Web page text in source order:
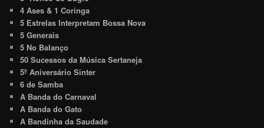
4 Ases & 1 Coringa
5 Estrelas Interpretam Bossa Nova
5 Generais
5 No Balanço
50 Sucessos da Música Sertaneja
5º Aniversário Sinter
6 de Samba
A Banda do Carnaval
A Banda do Gato
A Bandinha da Saudade